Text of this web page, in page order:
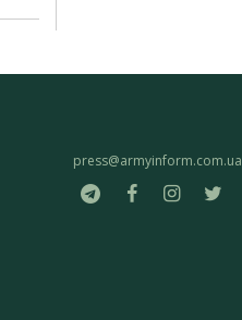
press@armyinform.com.ua